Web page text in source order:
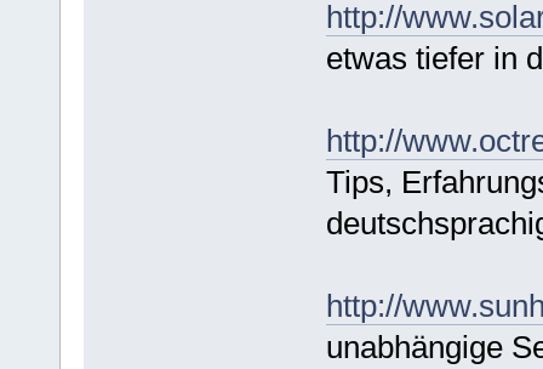
http://
etwas tiefer in
http://
Tips,
http://
unabhängige